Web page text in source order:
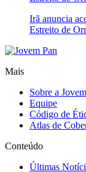
Irã anuncia
Estreito de
Mais
Sobre a
Equipe
Código de
Atlas de
Conteúdo
Últimas